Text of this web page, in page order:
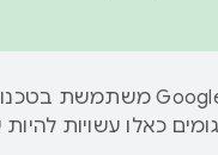
כאלו עשויות להיות